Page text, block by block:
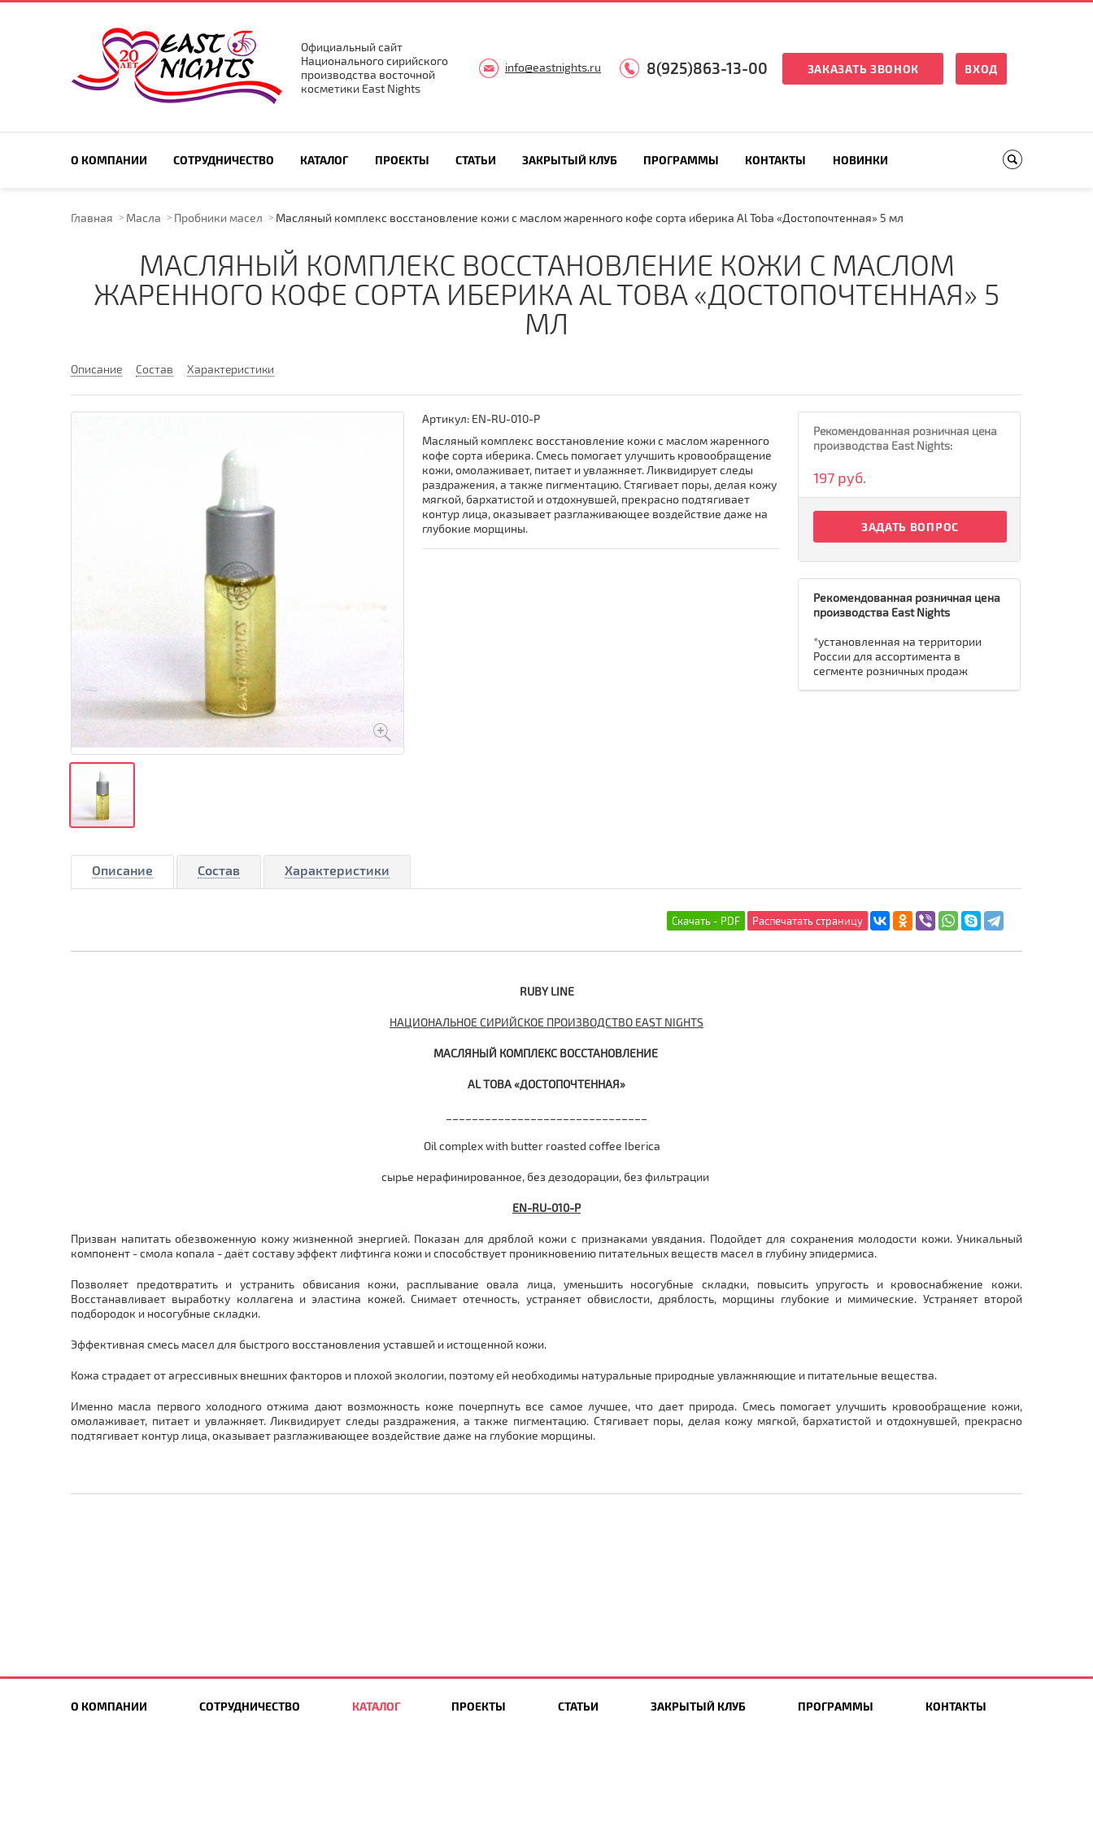
Официальный сайт
Национального сирийского
производства восточной
косметики East Nights
info@eastnights.ru 8(925)863-13-00 ЗАКАЗАТЬ ЗВОНОК ВХОД
О КОМПАНИИ СОТРУДНИЧЕСТВО КАТАЛОГ ПРОЕКТЫ СТАТЬИ ЗАКРЫТЫЙ КЛУБ ПРОГРАММЫ КОНТАКТЫ НОВИНКИ
ПОИСК ПО САЙТУ
Главная Масла Пробники масел Масляный комплекс восстановление кожи с маслом жаренного кофе сорта иберика Al Toba «Достопочтенная» 5 мл
МАСЛЯНЫЙ КОМПЛЕКС ВОССТАНОВЛЕНИЕ КОЖИ С МАСЛОМ
ЖАРЕННОГО КОФЕ СОРТА ИБЕРИКА AL TOBA «ДОСТОПОЧТЕННАЯ» 5
МЛ
Описание Состав Характеристики
Артикул: EN-RU-010-P
Масляный комплекс восстановление кожи с маслом жаренного
кофе сорта иберика. Смесь помогает улучшить кровообращение
кожи, омолаживает, питает и увлажняет. Ликвидирует следы
раздражения, а также пигментацию. Стягивает поры, делая кожу
мягкой, бархатистой и отдохнувшей, прекрасно подтягивает
контур лица, оказывает разглаживающее воздействие даже на
глубокие морщины.
Рекомендованная розничная цена
производства East Nights:
197 руб.
ЗАДАТЬ ВОПРОС
Рекомендованная розничная цена
производства East Nights
*установленная на территории
России для ассортимента в
сегменте розничных продаж
Описание Состав Характеристики
RUBY LINE
НАЦИОНАЛЬНОЕ СИРИЙСКОЕ ПРОИЗВОДСТВО EAST NIGHTS
МАСЛЯНЫЙ КОМПЛЕКС ВОССТАНОВЛЕНИЕ
AL TOBA «ДОСТОПОЧТЕННАЯ»
Oil complex with butter roasted coffee Iberica
сырье нерафинированное, без дезодорации, без фильтрации
EN-RU-010-P
Призван напитать обезвоженную кожу жизненной энергией. Показан для дряблой кожи с признаками увядания. Подойдет для сохранения молодости кожи. Уникальный
компонент - смола копала - даёт составу эффект лифтинга кожи и способствует проникновению питательных веществ масел в глубину эпидермиса.
Позволяет предотвратить и устранить обвисания кожи, расплывание овала лица, уменьшить носогубные складки, повысить упругость и кровоснабжение кожи.
Восстанавливает выработку коллагена и эластина кожей. Снимает отечность, устраняет обвислости, дряблость, морщины глубокие и мимические. Устраняет второй
подбородок и носогубные складки.
Эффективная смесь масел для быстрого восстановления уставшей и истощенной кожи.
Кожа страдает от агрессивных внешних факторов и плохой экологии, поэтому ей необходимы натуральные природные увлажняющие и питательные вещества.
Именно масла первого холодного отжима дают возможность коже почерпнуть все самое лучшее, что дает природа. Смесь помогает улучшить кровообращение кожи,
омолаживает, питает и увлажняет. Ликвидирует следы раздражения, а также пигментацию. Стягивает поры, делая кожу мягкой, бархатистой и отдохнувшей, прекрасно
подтягивает контур лица, оказывает разглаживающее воздействие даже на глубокие морщины.
О КОМПАНИИ СОТРУДНИЧЕСТВО КАТАЛОГ ПРОЕКТЫ СТАТЬИ ЗАКРЫТЫЙ КЛУБ ПРОГРАММЫ КОНТАКТЫ